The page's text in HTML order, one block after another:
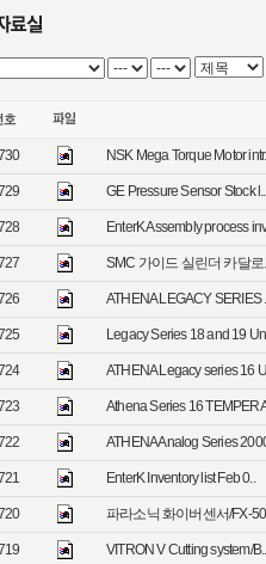
NSK Mega Torque Motor
GE Pressure Sensor Stock l..
EnterK Assembly process
SMC 가이드 실린더 카달로
ATHENA LEGACY SERIES
Legacy Series 18 and 19
ATHENA Legacy series 16
Athena Series 16
ATHENA Analog Series
EnterK Inventory list Feb 0..
파라소닉 화이버센서/FX-
VITRON V Cutting system/B..